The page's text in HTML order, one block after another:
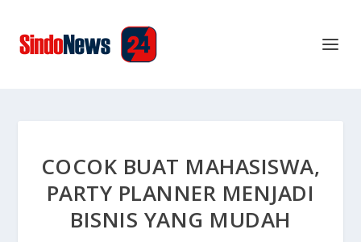
COCOK BUAT MAHASISWA,
PARTY PLANNER MENJADI
BISNIS YANG MUDAH